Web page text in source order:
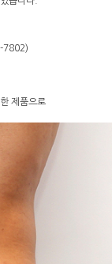
7802)
제품으로